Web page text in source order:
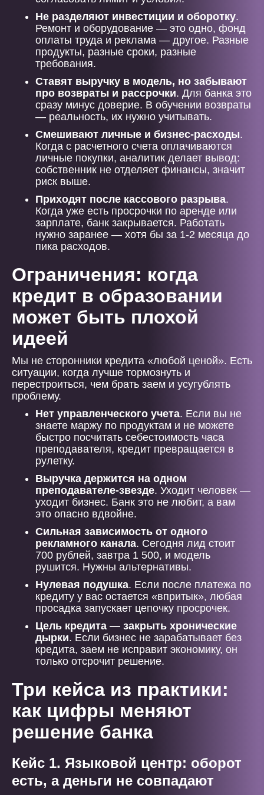
Не разделяют инвестиции и оборотку.
Ремонт и оборудование — это одно, фонд
оплаты труда и реклама — другое. Разные
продукты, разные сроки, разные
требования.
Ставят выручку в модель, но забывают
про возвраты и рассрочки. Для банка это
сразу минус доверие. В обучении возвраты
— реальность, их нужно учитывать.
Смешивают личные и бизнес-расходы.
Когда с расчетного счета оплачиваются
личные покупки, аналитик делает вывод:
собственник не отделяет финансы, значит
риск выше.
Приходят после кассового разрыва.
Когда уже есть просрочки по аренде или
зарплате, банк закрывается. Работать
нужно заранее — хотя бы за 1-2 месяца до
пика расходов.
Ограничения: когда
кредит в образовании
может быть плохой
идеей
Мы не сторонники кредита «любой ценой». Есть
ситуации, когда лучше тормознуть и
перестроиться, чем брать заем и усугублять
проблему.
Нет управленческого учета. Если вы не
знаете маржу по продуктам и не можете
быстро посчитать себестоимость часа
преподавателя, кредит превращается в
рулетку.
Выручка держится на одном
преподавателе-звезде. Уходит человек —
уходит бизнес. Банк это не любит, а вам
это опасно вдвойне.
Сильная зависимость от одного
рекламного канала. Сегодня лид стоит
700 рублей, завтра 1 500, и модель
рушится. Нужны альтернативы.
Нулевая подушка. Если после платежа по
кредиту у вас остается «впритык», любая
просадка запускает цепочку просрочек.
Цель кредита — закрыть хронические
дырки. Если бизнес не зарабатывает без
кредита, заем не исправит экономику, он
только отсрочит решение.
Три кейса из практики:
как цифры меняют
решение банка
Кейс 1. Языковой центр: оборот
есть, а деньги не совпадают